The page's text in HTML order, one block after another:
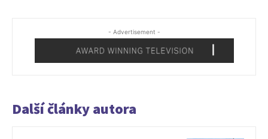
- Advertisement -
Další články autora